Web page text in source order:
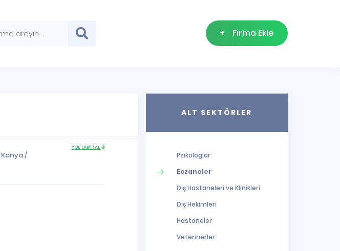
+ Firma Ekle
Konya/
YOL TARİFİ AL
ALT SEKTÖRLER
Psikologlar
Eczaneler
Diş Hastaneleri ve Klinikleri
Diş Hekimleri
Hastaneler
Veterinerler